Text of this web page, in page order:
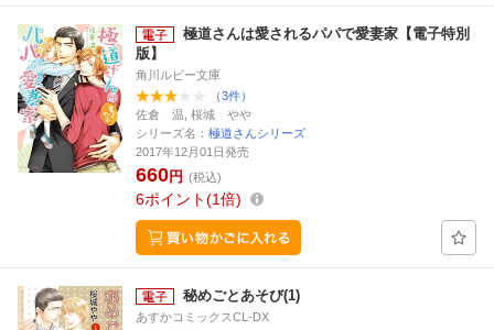
極道さんは愛されるパパで愛妻家【電子特別
版】
角川ルビー文庫
（3件）
佐倉 温, 桜城 やや
シリーズ名： 極道さんシリーズ
2017年12月01日発売
660円 (税込)
6ポイント 1倍
秘めごとあそび(1)
あすかコミックスCL-DX